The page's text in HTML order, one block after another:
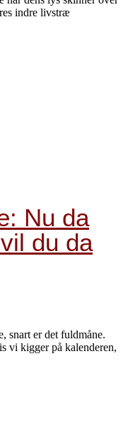
indre livstræ
Nu da
du da
snart er det fuldmåne.
vi kigger på kalenderen,